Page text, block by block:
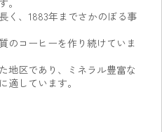
く、1883年までさかのぼる事
のコーヒーを作り続けていま
地区であり、ミネラル豊富な
適しています。